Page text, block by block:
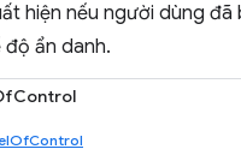
hiện nếu người dùng đã
độ ẩn danh.